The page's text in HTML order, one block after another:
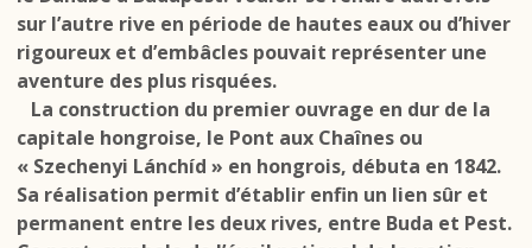
sur l’autre rive en période de hautes eaux ou d’hiver
rigoureux et d’embâcles pouvait représenter une
aventure des plus risquées.
La construction du premier ouvrage en dur de la
capitale hongroise, le Pont aux Chaînes ou
« Szechenyi Lánchíd » en hongrois, débuta en 1842.
Sa réalisation permit d’établir enfin un lien sûr et
permanent entre les deux rives, entre Buda et Pest.